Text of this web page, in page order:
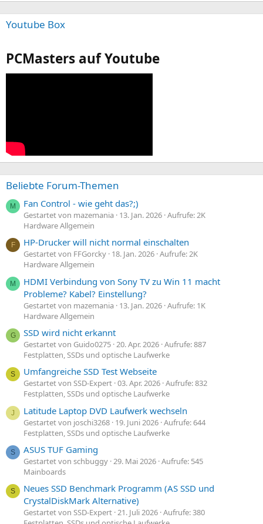
Youtube Box
PCMasters auf Youtube
Beliebte Forum-Themen
M Fan Control - wie geht das?;)
Gestartet von mazemania 13. Jan. 2026 Aufrufe: 2K
Hardware Allgemein
F HP-Drucker will nicht normal einschalten
Gestartet von FFGorcky 18. Jan. 2026 Aufrufe: 2K
Hardware Allgemein
M
HDMI Verbindung von Sony TV zu Win 11 macht
Probleme? Kabel? Einstellung?
Gestartet von mazemania 13. Jan. 2026 Aufrufe: 1K
Hardware Allgemein
G SSD wird nicht erkannt
Gestartet von Guido0275 20. Apr. 2026 Aufrufe: 887
Festplatten, SSDs und optische Laufwerke
S Umfangreiche SSD Test Webseite
Gestartet von SSD-Expert 03. Apr. 2026 Aufrufe: 832
Festplatten, SSDs und optische Laufwerke
J Latitude Laptop DVD Laufwerk wechseln
Gestartet von joschi3268 19. Juni 2026 Aufrufe: 644
Festplatten, SSDs und optische Laufwerke
S ASUS TUF Gaming
Gestartet von schbuggy 29. Mai 2026 Aufrufe: 545
Mainboards
S
Neues SSD Benchmark Programm (AS SSD und
CrystalDiskMark Alternative)
Gestartet von SSD-Expert 21. Juli 2026 Aufrufe: 380